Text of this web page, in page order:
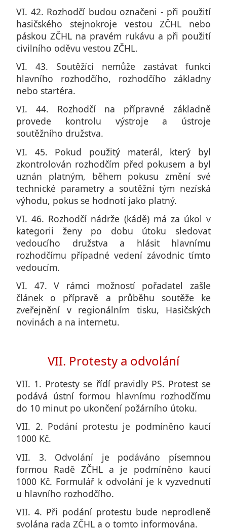
VI. 42. Rozhodčí budou označeni - při použití
hasičského stejnokroje vestou ZČHL nebo
páskou ZČHL na pravém rukávu a při použití
civilního oděvu vestou ZČHL.
VI. 43. Soutěžící nemůže zastávat funkci
hlavního rozhodčího, rozhodčího základny
nebo startéra.
VI. 44. Rozhodčí na přípravné základně
provede kontrolu výstroje a ústroje
soutěžního družstva.
VI. 45. Pokud použitý materál, který byl
zkontrolován rozhodčím před pokusem a byl
uznán platným, během pokusu změní své
technické parametry a soutěžní tým nezíská
výhodu, pokus se hodnotí jako platný.
VI. 46. Rozhodčí nádrže (kádě) má za úkol v
kategorii ženy po dobu útoku sledovat
vedoucího družstva a hlásit hlavnímu
rozhodčímu případné vedení závodnic tímto
vedoucím.
VI. 47. V rámci možností pořadatel zašle
článek o přípravě a průběhu soutěže ke
zveřejnění v regionálním tisku, Hasičských
novinách a na internetu.
VII. Protesty a odvolání
VII. 1. Protesty se řídí pravidly PS. Protest se
podává ústní formou hlavnímu rozhodčímu
do 10 minut po ukončení požárního útoku.
VII. 2. Podání protestu je podmíněno kaucí
1000 Kč.
VII. 3. Odvolání je podáváno písemnou
formou Radě ZČHL a je podmíněno kaucí
1000 Kč. Formulář k odvolání je k vyzvednutí
u hlavního rozhodčího.
VII. 4. Při podání protestu bude neprodleně
svolána rada ZČHL a o tomto informována.